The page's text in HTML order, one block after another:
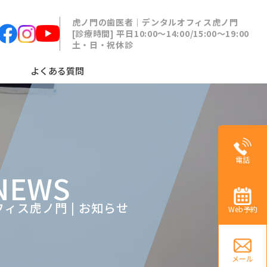
虎ノ門の歯医者｜デンタルオフィス虎ノ門
[診療時間] 平日10:00〜14:00/15:00〜19:00
土・日・祝休診
よくある質問
電話
Web予約
メール
ス虎ノ門 | お知らせ